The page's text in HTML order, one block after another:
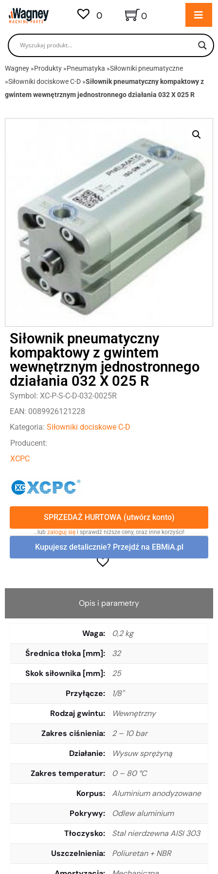
0 0
Wagney »Produkty »Pneumatyka »Siłowniki pneumatyczne
»Siłowniki dociskowe C-D »Siłownik pneumatyczny kompaktowy z
gwintem wewnętrznym jednostronnego działania 032 X 025 R
Siłownik pneumatyczny
kompaktowy z gwintem
wewnętrznym jednostronnego
działania 032 X 025 R
Symbol: XC-P-S-C-D-032-0025R
EAN: 0089926121228
Kategoria: Siłowniki dociskowe C-D
Producent:
XCPC
SPRZEDAŻ HURTOWA (utwórz konto)
…lub zaloguj się i sprawdź niższe ceny, oraz inne korzyści!
Kupujesz detalicznie? Przejdź na EBMiA.pl
Opis i parametry
Waga
0,2 kg
Średnica tłoka [mm]
32
Skok siłownika [mm]
25
Przyłącze
1/8"
Rodzaj gwintu
Wewnętrzny
Zakres ciśnienia
2 – 10 bar
Działanie
Wysuw sprężyną
Zakres temperatur
0 – 80 °C
Korpus
Aluminium anodyzowane
Pokrywy
Odlew aluminium
Tłoczysko
Stal nierdzewna AISI 303
Uszczelnienia
Poliuretan + NBR